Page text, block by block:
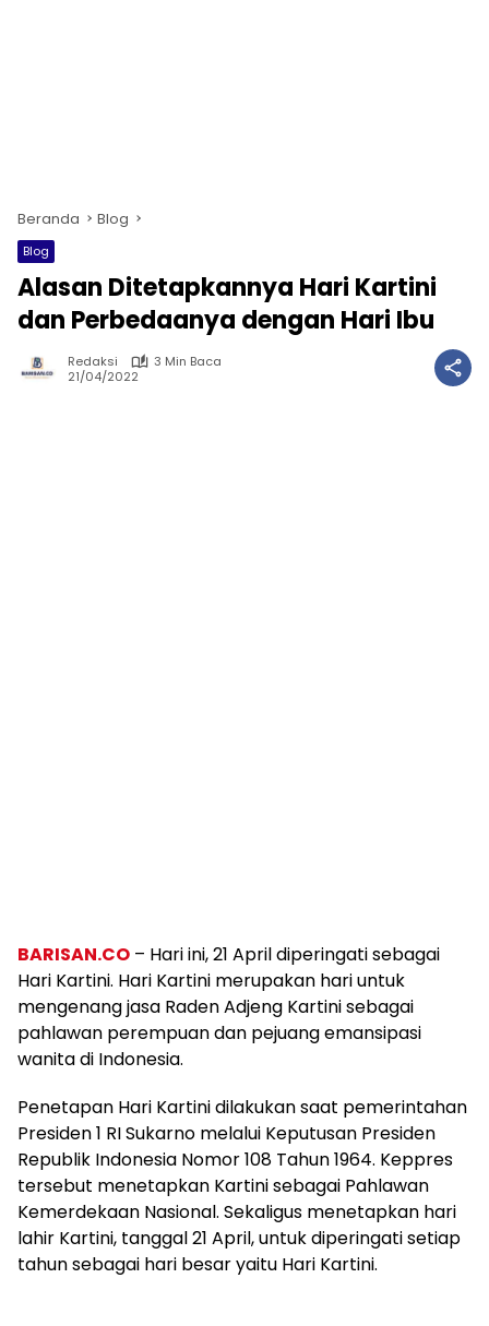
Beranda Blog
Blog
Alasan Ditetapkannya Hari Kartini
dan Perbedaanya dengan Hari Ibu
Redaksi
3 Min Baca
21/04/2022
BARISAN.CO – Hari ini, 21 April diperingati sebagai
Hari Kartini. Hari Kartini merupakan hari untuk
mengenang jasa Raden Adjeng Kartini sebagai
pahlawan perempuan dan pejuang emansipasi
wanita di Indonesia.
Penetapan Hari Kartini dilakukan saat pemerintahan
Presiden 1 RI Sukarno melalui Keputusan Presiden
Republik Indonesia Nomor 108 Tahun 1964. Keppres
tersebut menetapkan Kartini sebagai Pahlawan
Kemerdekaan Nasional. Sekaligus menetapkan hari
lahir Kartini, tanggal 21 April, untuk diperingati setiap
tahun sebagai hari besar yaitu Hari Kartini.